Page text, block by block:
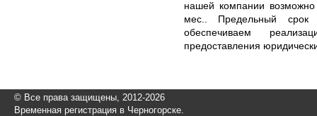
нашей компании
мес.. Предельный
обеспечиваем
предоставления
© Все права защищены, 2012-2026
Временная регистрация в Черногорске.